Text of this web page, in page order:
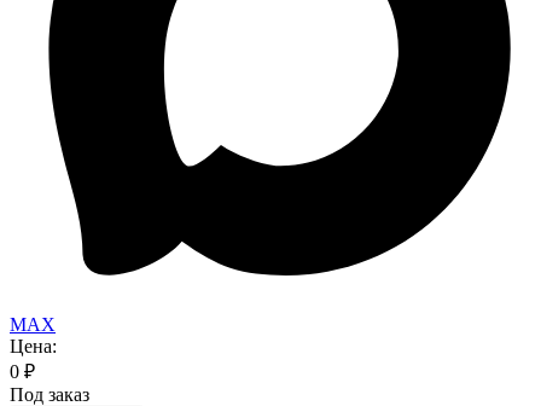
MAX
Цена:
0 ₽
Под заказ